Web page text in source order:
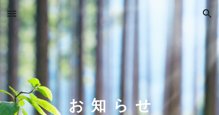
Skip to main content Skip to navigation
お 知 ら せ